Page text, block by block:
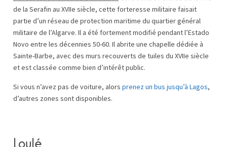
de la Serafin au XVIIe siècle, cette forteresse militaire faisait
partie d’un réseau de protection maritime du quartier général
militaire de l’Algarve. Il a été fortement modifié pendant l’Estado
Novo entre les décennies 50-60. Il abrite une chapelle dédiée à
Sainte-Barbe, avec des murs recouverts de tuiles du XVIIe siècle
et est classée comme bien d’intérêt public.
Si vous n’avez pas de voiture, alors prenez un bus jusqu’à Lagos,
d’autres zones sont disponibles.
Loulé